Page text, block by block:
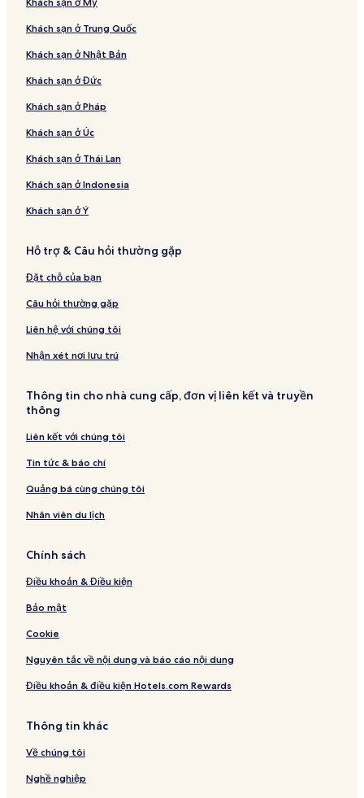
Khách sạn ở Trung Quốc
Khách sạn ở Nhật Bản
Khách sạn ở Đức
Khách sạn ở Pháp
Khách sạn ở Úc
Khách sạn ở Thái Lan
Khách sạn ở Indonesia
Khách sạn ở Ý
Hỗ trợ & Câu hỏi thường gặp
Đặt chỗ của bạn
Câu hỏi thường gặp
Liên hệ với chúng tôi
Nhận xét nơi lưu trú
Thông tin cho nhà cung cấp, đơn vị liên kết và truyền
thông
Liên kết với chúng tôi
Tin tức & báo chí
Quảng bá cùng chúng tôi
Nhân viên du lịch
Chính sách
Điều khoản & Điều kiện
Bảo mật
Cookie
Nguyên tắc về nội dung và báo cáo nội dung
Điều khoản & điều kiện Hotels.com Rewards
Thông tin khác
Về chúng tôi
Nghề nghiệp